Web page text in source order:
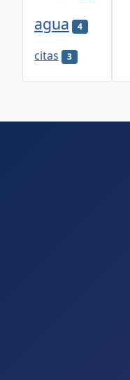
agua 4
citas 3